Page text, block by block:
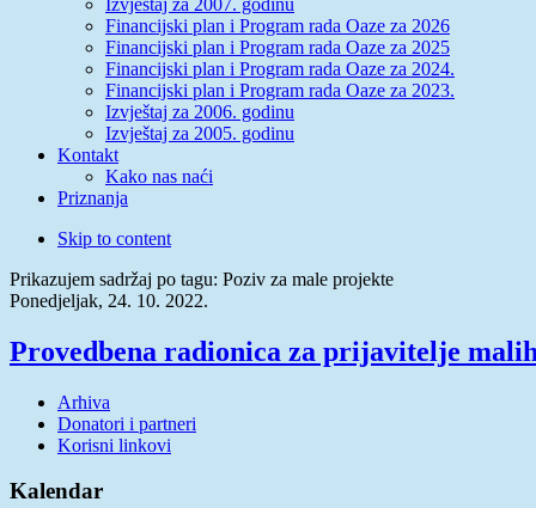
Financijski plan i Program rada Oaze za 2026
Financijski plan i Program rada Oaze za 2025
Financijski plan i Program rada Oaze za 2024.
Financijski plan i Program rada Oaze za 2023.
Izvještaj za 2006. godinu
Izvještaj za 2005. godinu
Kontakt
Kako nas naći
Priznanja
Skip to content
Prikazujem sadržaj po tagu: Poziv za male projekte
Ponedjeljak, 24. 10. 2022.
Provedbena radionica za prijavitelje
Arhiva
Donatori i partneri
Korisni linkovi
Kalendar